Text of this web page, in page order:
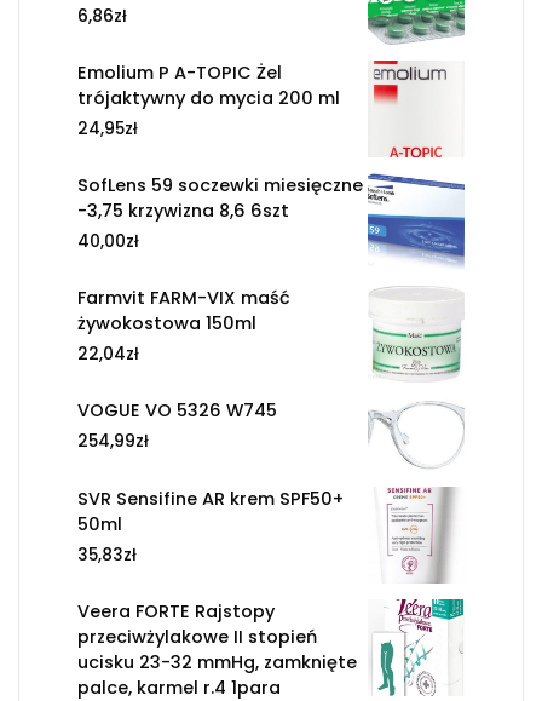
6,86zł
Emolium P A-TOPIC Żel
trójaktywny do mycia 200 ml
24,95zł
SofLens 59 soczewki miesięczne
-3,75 krzywizna 8,6 6szt
40,00zł
Farmvit FARM-VIX maść
żywokostowa 150ml
22,04zł
VOGUE VO 5326 W745
254,99zł
SVR Sensifine AR krem SPF50+
50ml
35,83zł
Veera FORTE Rajstopy
przeciwżylakowe II stopień
ucisku 23-32 mmHg, zamknięte
palce, karmel r.4 1para